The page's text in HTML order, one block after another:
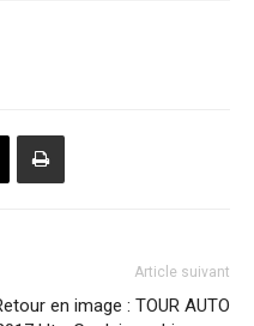
Article suivant
en image : TOUR AUTO